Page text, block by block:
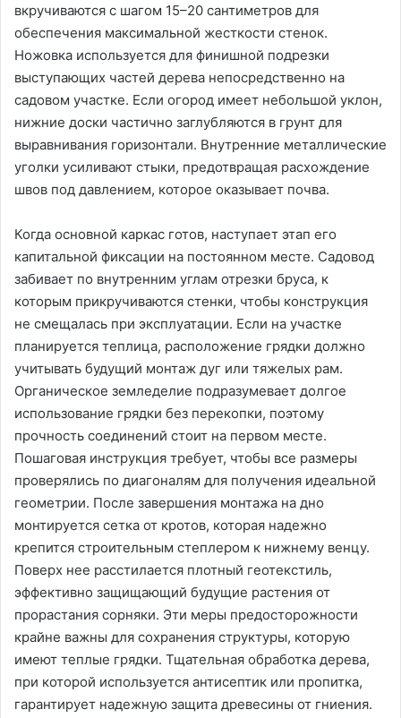
вкручиваются с шагом 15–20 сантиметров для
обеспечения максимальной жесткости стенок.
Ножовка используется для финишной подрезки
выступающих частей дерева непосредственно на
садовом участке. Если огород имеет небольшой уклон,
нижние доски частично заглубляются в грунт для
выравнивания горизонтали. Внутренние металлические
уголки усиливают стыки, предотвращая расхождение
швов под давлением, которое оказывает почва.
Когда основной каркас готов, наступает этап его
капитальной фиксации на постоянном месте. Садовод
забивает по внутренним углам отрезки бруса, к
которым прикручиваются стенки, чтобы конструкция
не смещалась при эксплуатации. Если на участке
планируется теплица, расположение грядки должно
учитывать будущий монтаж дуг или тяжелых рам.
Органическое земледелие подразумевает долгое
использование грядки без перекопки, поэтому
прочность соединений стоит на первом месте.
Пошаговая инструкция требует, чтобы все размеры
проверялись по диагоналям для получения идеальной
геометрии. После завершения монтажа на дно
монтируется сетка от кротов, которая надежно
крепится строительным степлером к нижнему венцу.
Поверх нее расстилается плотный геотекстиль,
эффективно защищающий будущие растения от
прорастания сорняки. Эти меры предосторожности
крайне важны для сохранения структуры, которую
имеют теплые грядки. Тщательная обработка дерева,
при которой используется антисептик или пропитка,
гарантирует надежную защита древесины от гниения.